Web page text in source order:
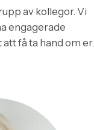
av kollegor. Vi
engagerade
få ta hand om er.